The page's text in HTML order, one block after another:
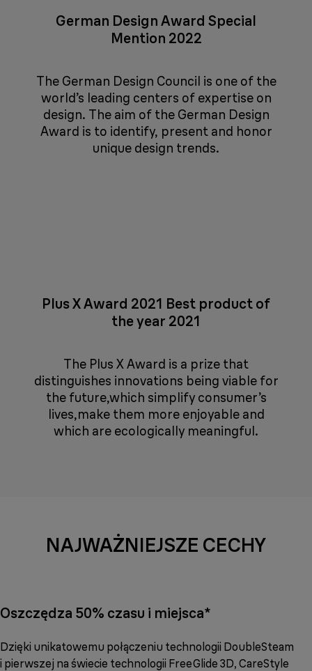
German Design Award Special
Mention 2022
The German Design Council is one of the
world’s leading centers of expertise on
design. The aim of the German Design
Award is to identify, present and honor
unique design trends.
Plus X Award 2021 Best product of
the year 2021
The Plus X Award is a prize that
distinguishes innovations being viable for
the future,which simplify consumer’s
lives,make them more enjoyable and
which are ecologically meaningful.
NAJWAŻNIEJSZE CECHY
Oszczędza 50% czasu i miejsca*
Dzięki unikatowemu połączeniu technologii DoubleSteam
i pierwszej na świecie technologii FreeGlide 3D, CareStyle